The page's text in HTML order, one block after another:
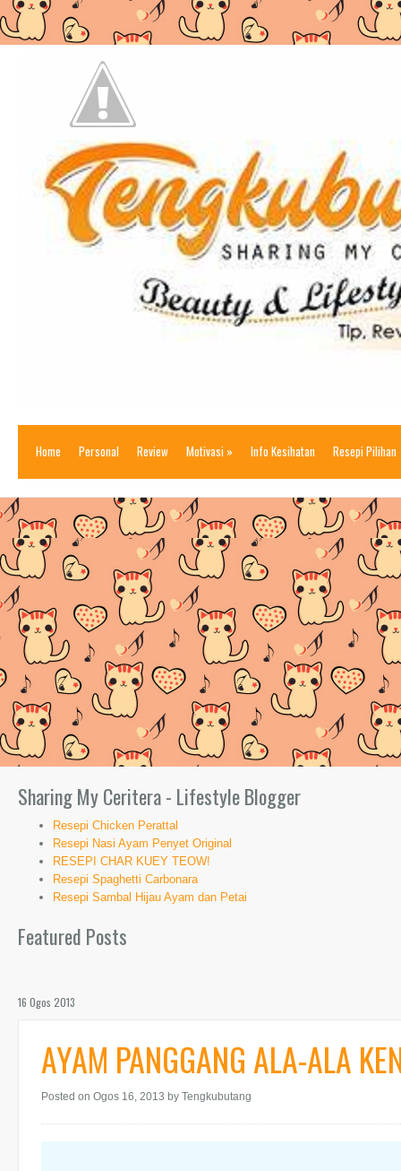
Home Personal Review Motivasi » Info Kesihatan Resepi Pilihan
Sharing My Ceritera - Lifestyle Blogger
Resepi Chicken Perattal
Resepi Nasi Ayam Penyet Original
RESEPI CHAR KUEY TEOW!
Resepi Spaghetti Carbonara
Resepi Sambal Hijau Ayam dan Petai
Featured Posts
16 Ogos 2013
AYAM PANGGANG ALA-ALA
Posted on Ogos 16, 2013 by Tengkubutang